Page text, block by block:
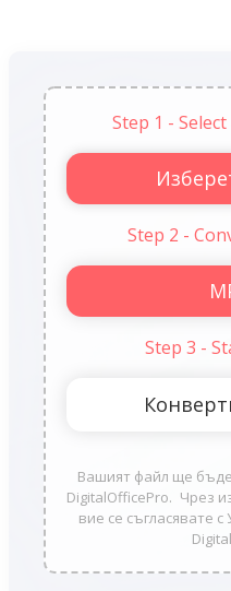
Step 1 -
Step 2 -
Step 3 -
Вашият файл ще
DigitalOfficePro. Чрез
вие се съгласявате